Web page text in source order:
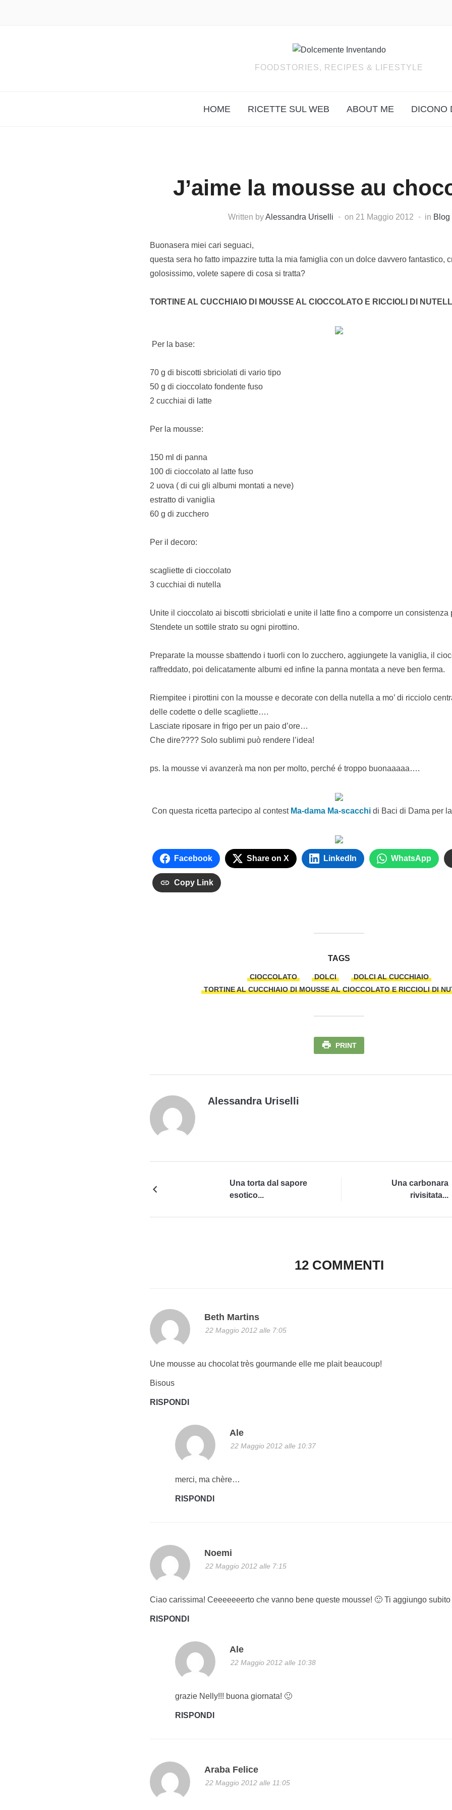
FOODSTORIES, RECIPES & LIFESTYLE
HOME RICETTE SUL WEB ABOUT ME DICONO
J’aime la mousse au
Written byAlessandra Uriselli on 21 Maggio 2012 in Blog
Buonasera miei cari seguaci,
questa sera ho fatto impazzire tutta la mia famiglia con un dolce davvero fantastico,
golosissimo, volete sapere di cosa si tratta?
TORTINE AL CUCCHIAIO DI MOUSSE AL CIOCCOLATO E RICCIOLI DI
Per la base:
70 g di biscotti sbriciolati di vario tipo
50 g di cioccolato fondente fuso
2 cucchiai di latte
Per la mousse:
150 ml di panna
100 di cioccolato al latte fuso
2 uova ( di cui gli albumi montati a neve)
estratto di vaniglia
60 g di zucchero
Per il decoro:
scagliette di cioccolato
3 cucchiai di nutella
Unite il cioccolato ai biscotti sbriciolati e unite il latte fino a comporre un consistenza
Stendete un sottile strato su ogni pirottino.
Preparate la mousse sbattendo i tuorli con lo zucchero, aggiungete la vaniglia, il
raffreddato, poi delicatamente albumi ed infine la panna montata a neve ben ferma.
Riempitee i pirottini con la mousse e decorate con della nutella a mo’ di ricciolo
delle codette o delle scagliette….
Lasciate riposare in frigo per un paio d’ore…
Che dire???? Solo sublimi può rendere l’idea!
ps. la mousse vi avanzerà ma non per molto, perché é troppo buonaaaaa….
Con questa ricetta partecipo al contest Ma-dama Ma-scacchi di Baci di Dama per
Facebook Share on X LinkedIn WhatsApp
Copy Link
TAGS
CIOCCOLATO DOLCI
DOLCI AL CUCCHIAIO
TORTINE AL CUCCHIAIO DI MOUSSE AL CIOCCOLATO E RICCIOLI DI
PRINT
Alessandra Uriselli
Una torta dal sapore
esotico...
Una carbonara
rivisitata...
12 COMMENTI
Beth Martins
22 Maggio 2012 alle 7:05
Une mousse au chocolat très gourmande elle me plait beaucoup!
Bisous
RISPONDI
Ale
22 Maggio 2012 alle 10:37
merci, ma chère…
RISPONDI
Noemi
22 Maggio 2012 alle 7:15
Ciao carissima! Ceeeeeeerto che vanno bene queste mousse! 🙂 Ti aggiungo
RISPONDI
Ale
22 Maggio 2012 alle 10:38
grazie Nelly!!! buona giornata! 🙂
RISPONDI
Araba Felice
22 Maggio 2012 alle 11:05